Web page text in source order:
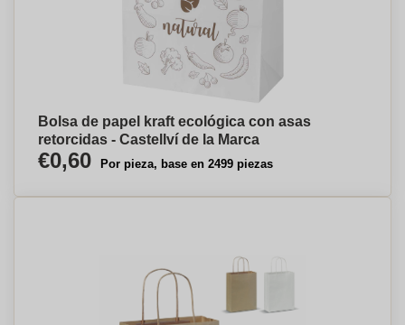
Bolsa de papel kraft ecológica con asas
retorcidas - Castellví de la Marca
€0,60 Por pieza, base en 2499 piezas